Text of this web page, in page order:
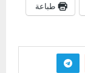
طباعة